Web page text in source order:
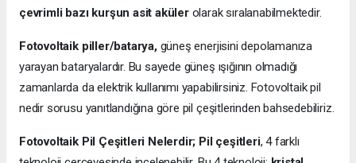
çevrimli bazı kurşun asit akülerolarak sıralanabilmektedir.
Fotovoltaik piller/batarya,güneş enerjisini depolamanıza
yarayan bataryalardır. Bu sayede güneş ışığının olmadığı
zamanlarda da elektrik kullanımı yapabilirsiniz. Fotovoltaik pil
nedir sorusu yanıtlandığına göre pil çeşitlerinden bahsedebiliriz.
Fotovoltaik Pil Çeşitleri Nelerdir; Pil çeşitleri, 4 farklı